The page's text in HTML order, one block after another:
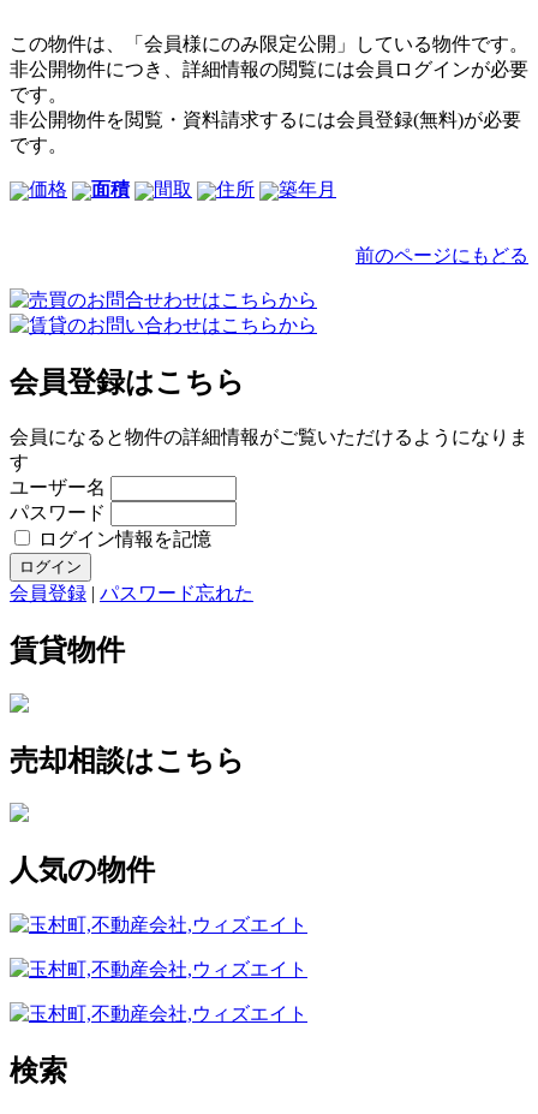
この物件は、「会員様にのみ限定公開」している物件です。
非公開物件につき、詳細情報の閲覧には会員ログインが必要
です。
非公開物件を閲覧・資料請求するには会員登録(無料)が必要
です。
価格 面積 間取 住所 築年月
前のページにもどる
会員登録はこちら
会員になると物件の詳細情報がご覧いただけるようになりま
す
ユーザー名
パスワード
ログイン情報を記憶
会員登録 | パスワード忘れた
賃貸物件
売却相談はこちら
人気の物件
検索